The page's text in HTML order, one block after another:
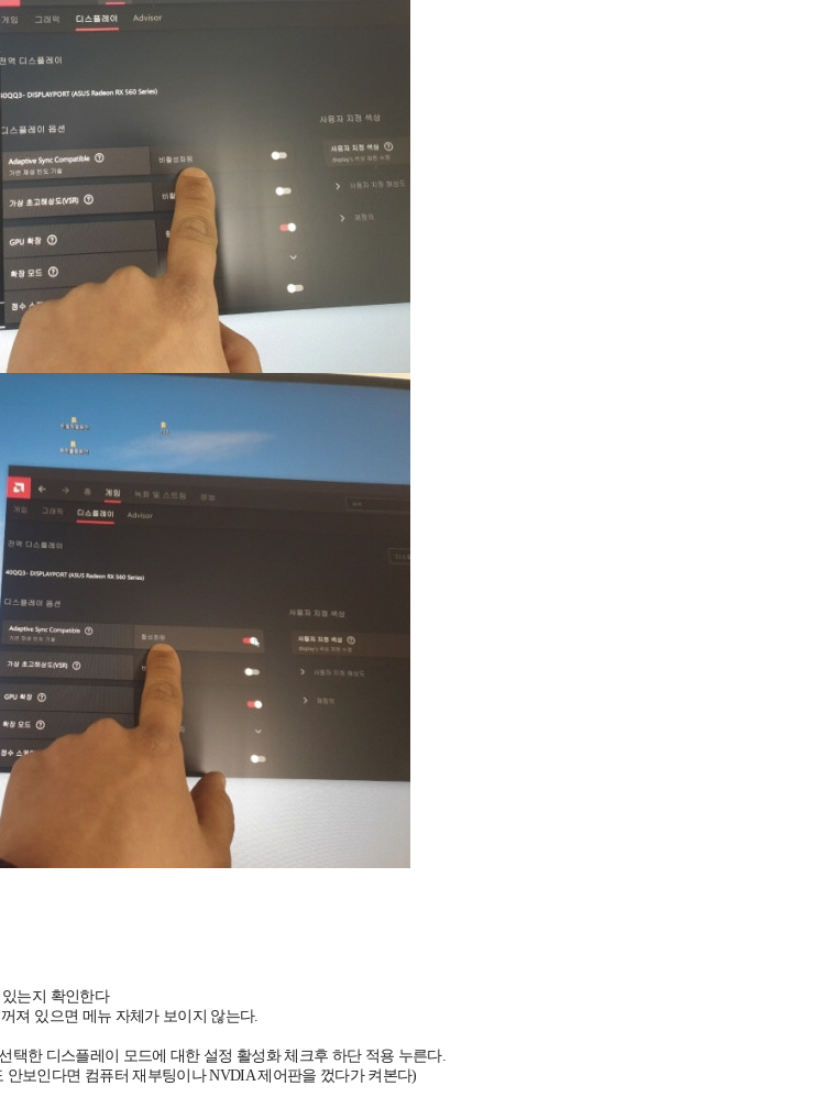
는지 확인한다
져 있으면 메뉴 자체가 보이지 않는다.
택한 디스플레이 모드에 대한 설정 활성화 체크후 하단 적용 누른다.
안보인다면 컴퓨터 재부팅이나 NVDIA 제어판을 껐다가 켜본다)